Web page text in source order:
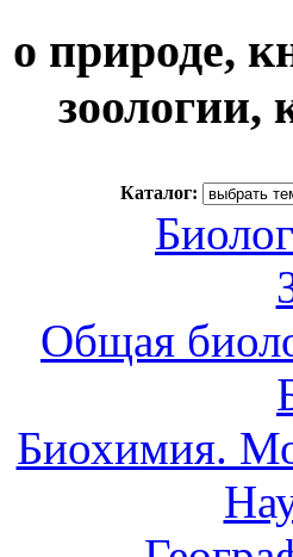
природе,
зоологии,
Каталог:
Общая
Биохимия.